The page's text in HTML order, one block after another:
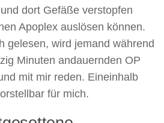
dort Gefäße verstopfen
Apoplex auslösen können.
gelesen, wird jemand während
Minuten andauernden OP
mit mir reden. Eineinhalb
für mich.